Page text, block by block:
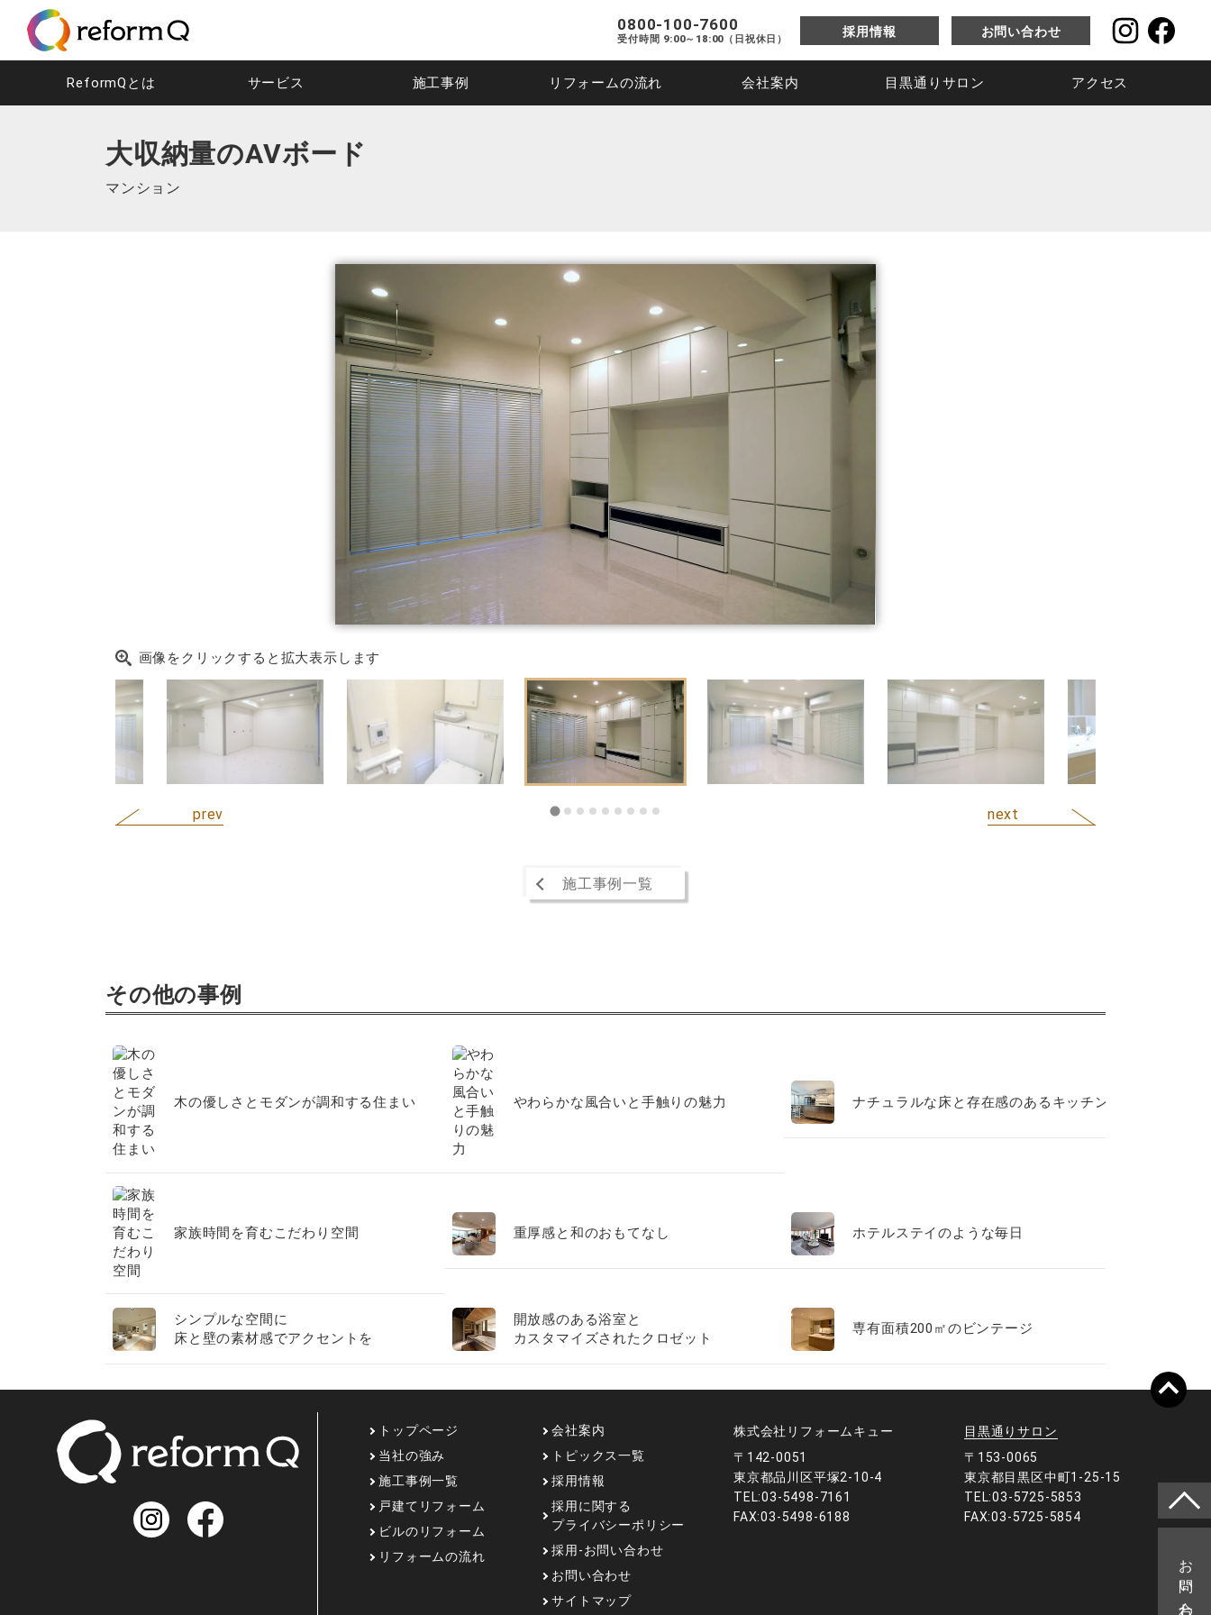
0800-100-7600
受付時間 9:00～18:00（日祝休日）
採用情報 お問い合わせ
ReformQとは サービス 施工事例 リフォームの流れ 会社案内 目黒通りサロン アクセス
大収納量のAVボード
マンション
画像をクリックすると拡大表示します
施工事例一覧
その他の事例
木の優しさとモダンが調和する住まい やわらかな風合いと手触りの魅力 ナチュラルな床と存在感のあるキッチン
家族時間を育むこだわり空間 重厚感と和のおもてなし ホテルステイのような毎日
シンプルな空間に
床と壁の素材感でアクセントを
開放感のある浴室と
カスタマイズされたクロゼット
専有面積200㎡のビンテージ
トップページ
当社の強み
施工事例一覧
戸建てリフォーム
ビルのリフォーム
リフォームの流れ
会社案内
トピックス一覧
採用情報
採用に関する
プライバシーポリシー
採用-お問い合わせ
お問い合わせ
サイトマップ
株式会社リフォームキュー
〒142-0051
東京都品川区平塚2-10-4
TEL:03-5498-7161
FAX:03-5498-6188
目黒通りサロン
〒153-0065
東京都目黒区中町1-25-15
TEL:03-5725-5853
FAX:03-5725-5854